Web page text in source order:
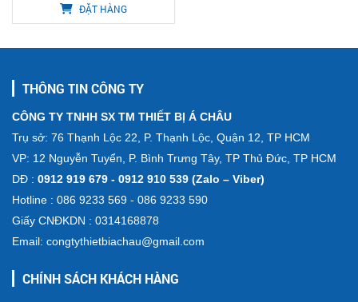
ĐẶT HÀNG
THÔNG TIN CÔNG TY
CÔNG TY TNHH SX TM THIẾT BỊ Á CHÂU
Trụ sở: 76 Thạnh Lộc 22, P. Thạnh Lộc, Quận 12, TP HCM
VP: 12 Nguyễn Tuyển, P. Bình Trưng Tây, TP Thủ Đức, TP HCM
DĐ : 0912 919 679 - 0912 910 539 (Zalo – Viber)
Hotline : 086 9233 569 - 086 9233 590
Giấy CNĐKDN : 0314168878
Email: congtythietbiachau@gmail.com
CHÍNH SÁCH KHÁCH HÀNG